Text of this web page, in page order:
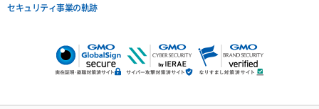
セキュリティ事業の軌跡